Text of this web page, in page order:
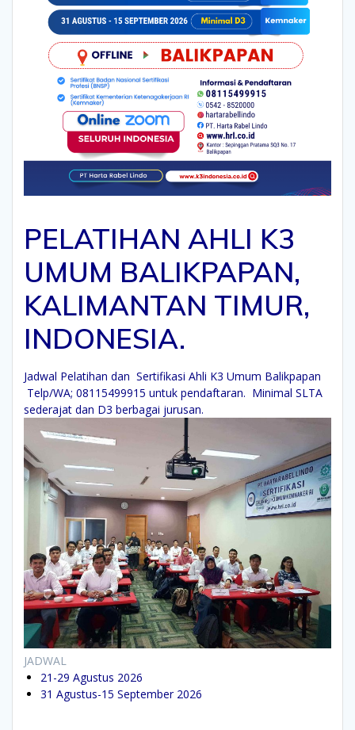
PELATIHAN AHLI K3
UMUM BALIKPAPAN,
KALIMANTAN TIMUR,
INDONESIA.
Jadwal Pelatihan dan Sertifikasi Ahli K3 Umum Balikpapan
Telp/WA; 08115499915 untuk pendaftaran. Minimal SLTA
sederajat dan D3 berbagai jurusan.
JADWAL
21-29 Agustus 2026
31 Agustus-15 September 2026